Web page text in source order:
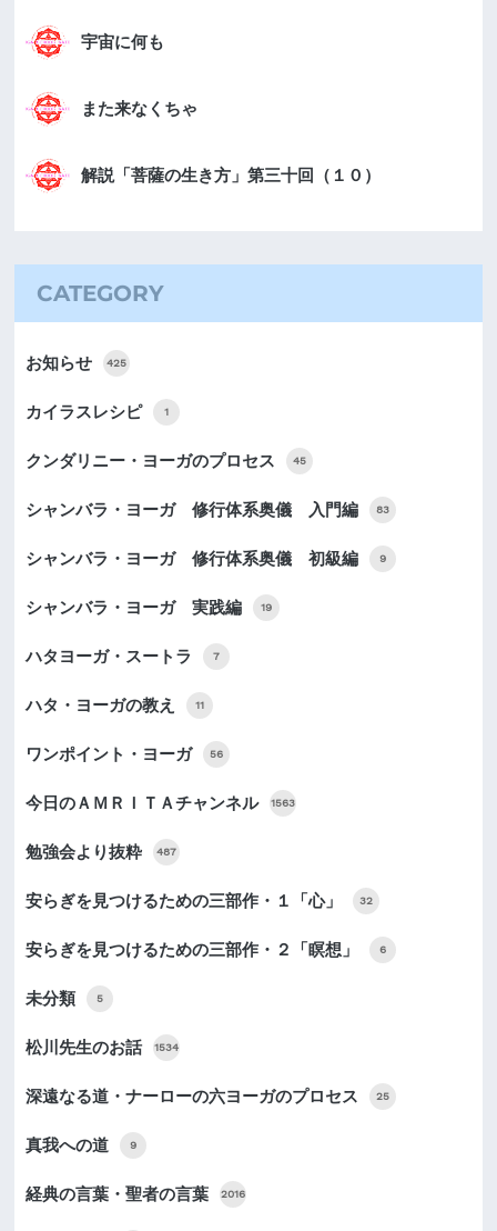
宇宙に何も
また来なくちゃ
解説「菩薩の生き方」第三十回（１０）
CATEGORY
お知らせ 425
カイラスレシピ 1
クンダリニー・ヨーガのプロセス 45
シャンバラ・ヨーガ 修行体系奥儀 入門編 83
シャンバラ・ヨーガ 修行体系奥儀 初級編 9
シャンバラ・ヨーガ 実践編 19
ハタヨーガ・スートラ 7
ハタ・ヨーガの教え 11
ワンポイント・ヨーガ 56
今日のＡＭＲＩＴＡチャンネル 1563
勉強会より抜粋 487
安らぎを見つけるための三部作・１「心」 32
安らぎを見つけるための三部作・２「瞑想」 6
未分類 5
松川先生のお話 1534
深遠なる道・ナーローの六ヨーガのプロセス 25
真我への道 9
経典の言葉・聖者の言葉 2016